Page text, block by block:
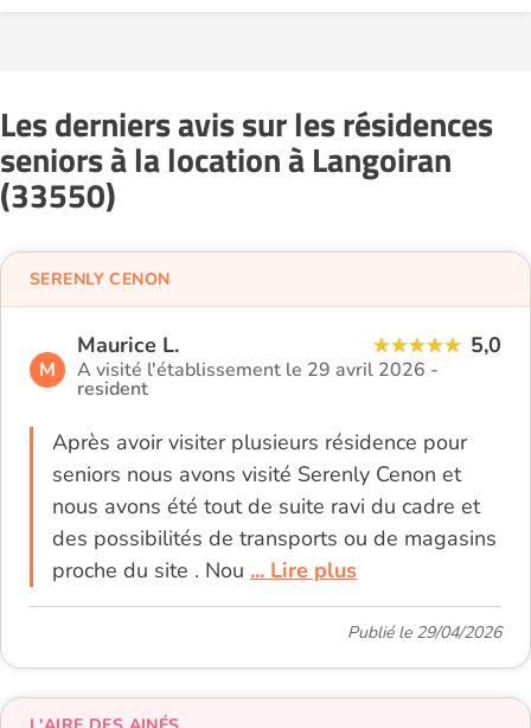
Les derniers avis sur les résidences
seniors à la location à Langoiran
(33550)
M
Maurice L. 5,0
A visité l'établissement le 29 avril 2026 -
resident
Après avoir visiter plusieurs résidence pour
seniors nous avons visité Serenly Cenon et
nous avons été tout de suite ravi du cadre et
des possibilités de transports ou de magasins
proche du site . Nou ... Lire plus
SERENLY CENON
Publié le 29/04/2026